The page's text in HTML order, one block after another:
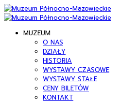
MUZEUM
O NAS
DZIAŁY
HISTORIA
WYSTAWY CZASOWE
WYSTAWY STAŁE
CENY BILETÓW
KONTAKT